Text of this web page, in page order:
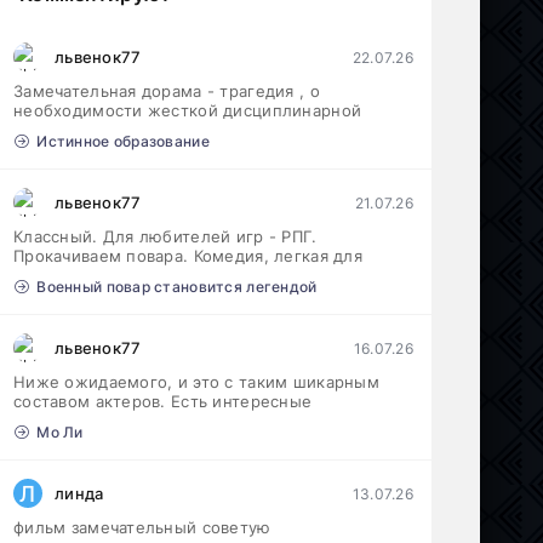
львенок77 22.07.26
Замечательная дорама - трагедия , о
необходимости жесткой дисциплинарной
Истинное образование
львенок77 21.07.26
Классный. Для любителей игр - РПГ.
Прокачиваем повара. Комедия, легкая для
Военный повар становится легендой
львенок77 16.07.26
Ниже ожидаемого, и это с таким шикарным
составом актеров. Есть интересные
Мо Ли
Л линда 13.07.26
фильм замечательный советую